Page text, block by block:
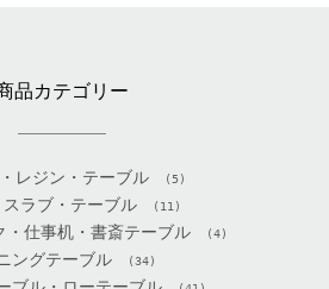
品カテゴリー
レジン・テーブル (5)
スラブ・テーブル (11)
・仕事机・書斎テーブル (4)
ングテーブル (34)